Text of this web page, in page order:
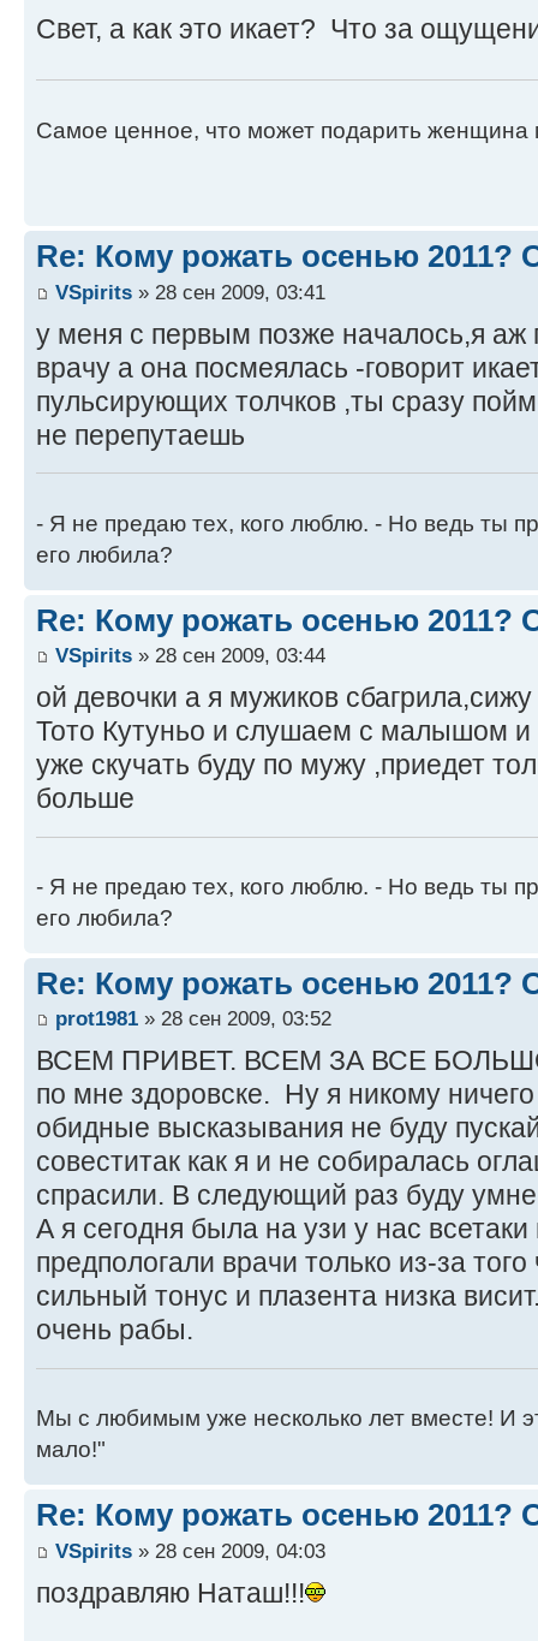
Свет, а как это икает? Что за
Самое ценное, что может подарить женщина
Re: Кому рожать осенью 2011?
VSpirits » 28 сен 2009, 03:41
у меня с первым позже началось,я аж
врачу а она посмеялась -говорит
пульсирующих толчков ,ты сразу
не перепутаешь
- Я не предаю тех, кого люблю. - Но ведь ты
его любила?
Re: Кому рожать осенью 2011?
VSpirits » 28 сен 2009, 03:44
ой девочки а я мужиков
Тото Кутуньо и слушаем с малышом и
уже скучать буду по мужу ,приедет
больше
- Я не предаю тех, кого люблю. - Но ведь ты
его любила?
Re: Кому рожать осенью 2011?
prot1981 » 28 сен 2009, 03:52
ВСЕМ ПРИВЕТ. ВСЕМ ЗА ВСЕ
по мне здоровске. Ну я никому
обидные высказывания не буду
совеститак как я и не собиралась
спрасили. В следующий раз буду
А я сегодня была на узи у нас всетаки
предпологали врачи только из-за
сильный тонус и плазента низка
очень рабы.
Мы с любимым уже несколько лет вместе! И
мало!"
Re: Кому рожать осенью 2011?
VSpirits » 28 сен 2009, 04:03
поздравляю Наташ!!!